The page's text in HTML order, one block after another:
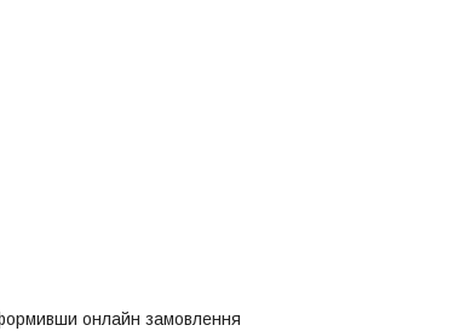
онлайн замовлення